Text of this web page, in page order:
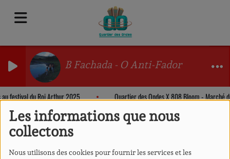
Les informations que nous
collectons
Nous utilisons des cookies pour fournir les services et les
B Fachada - O Anti-Fador
au festival du Roi Arthur 2025 Quartier des Ondes X 808 Bloom - Marché